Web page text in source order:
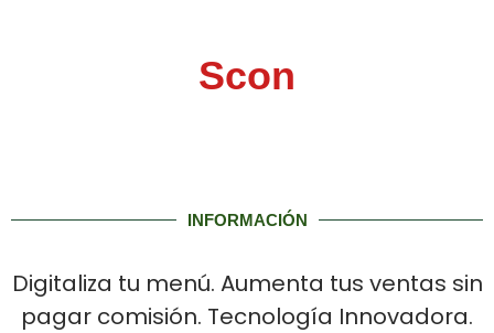
Scon
INFORMACIÓN
Digitaliza tu menú. Aumenta tus ventas sin
pagar comisión. Tecnología Innovadora.